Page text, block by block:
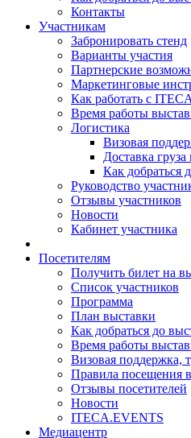
Контакты
Участникам
Забронировать стенд
Варианты участия
Партнерские
Маркетинговые
Как работать с
Время работы
Логистика
Визовая
Доставка
Как добраться
Руководство
Отзывы участников
Новости
Кабинет участника
Посетителям
Получить билет на
Список участников
Программа
План выставки
Как добраться до
Время работы
Визовая поддержка,
Правила посещения
Отзывы посетителей
Новости
ITECA.EVENTS
Медиацентр